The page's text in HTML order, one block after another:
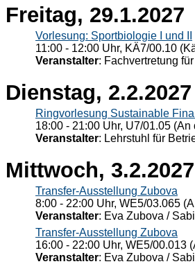
Freitag, 29.1.2027
Vorlesung: Sportbiologie I und II
11:00 - 12:00 Uhr, KÄ7/00.10
Veranstalter: Fachvertretung
Dienstag, 2.2.2027
Ringvorlesung Sustainable
18:00 - 21:00 Uhr, U7/01.05
Veranstalter: Lehrstuhl für
Mittwoch, 3.2.2027
Transfer-Ausstellung Zubova
8:00 - 22:00 Uhr, WE5/03.065
Veranstalter: Eva Zubova /
Transfer-Ausstellung Zubova
16:00 - 22:00 Uhr, WE5/00.013
Veranstalter: Eva Zubova /